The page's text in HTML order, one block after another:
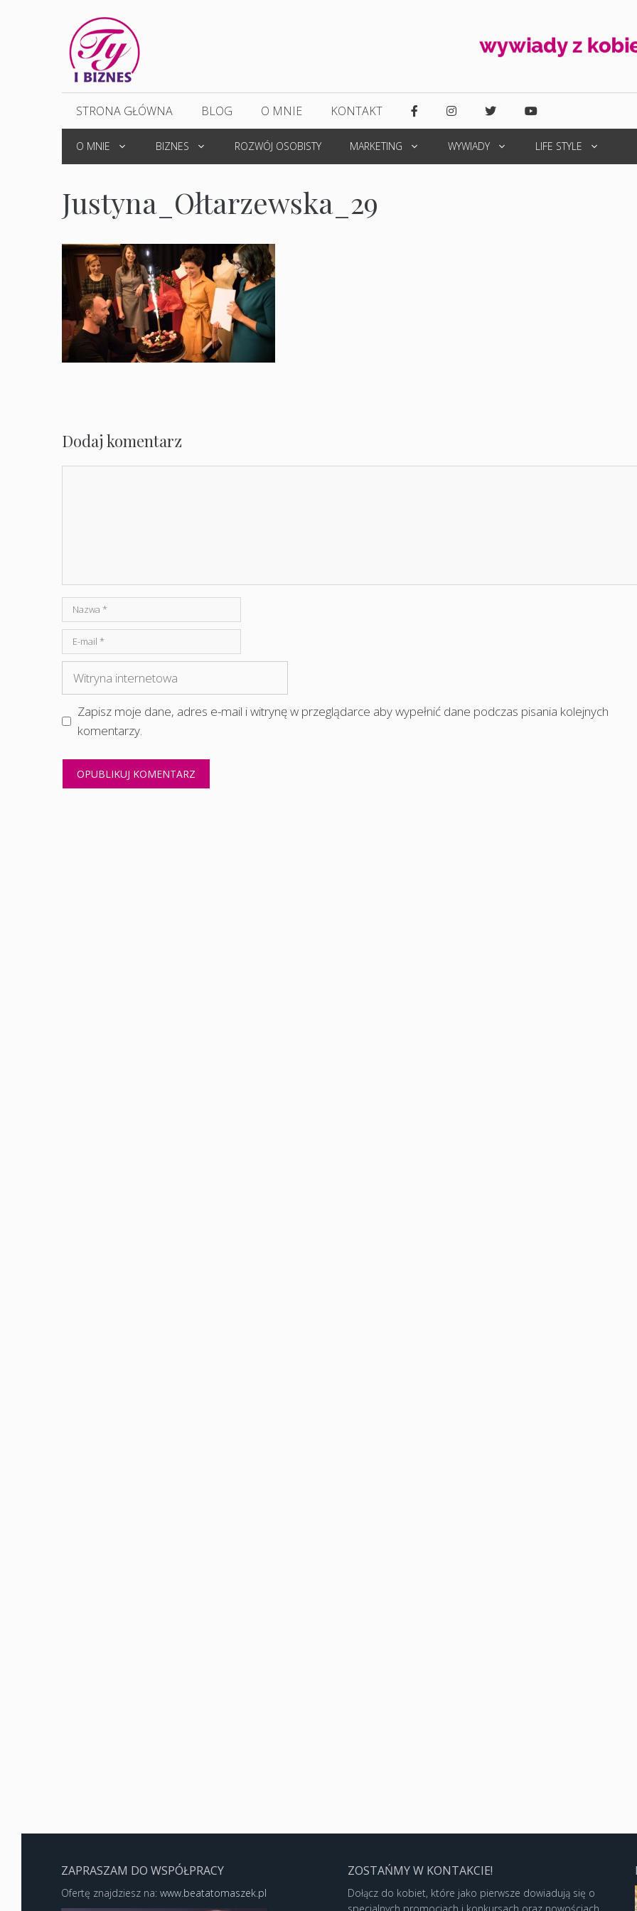
STRONA GŁÓWNA BLOG O MNIE KONTAKT
O MNIE BIZNES ROZWÓJ OSOBISTY MARKETING WYWIADY LIFE STYLE
Justyna_Ołtarzewska_29
Dodaj komentarz
Nazwa
mail
Witryna
internetowa
Zapisz moje dane, adres e-mail i witrynę w przeglądarce aby wypełnić dane podczas pisania kolejnych
komentarzy.
ZAPRASZAM DO WSPÓŁPRACY
Ofertę znajdziesz na: www.beatatomaszek.pl
ZOSTAŃMY W KONTAKCIE!
Dołącz do kobiet, które jako pierwsze dowiadują się o